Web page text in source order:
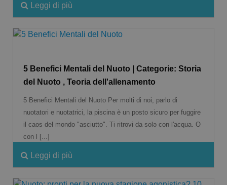
Leggi di più
5 Benefici Mentali del Nuoto | Categorie: Storia
del Nuoto , Teoria dell'allenamento
5 Benefici Mentali del Nuoto Per molti di noi, parlo di
nuotatori e nuotatrici, la piscina è un posto sicuro per fuggire
il caos del mondo "asciutto". Ti ritrovi da solə con l'acqua. O
con l [...]
Leggi di più